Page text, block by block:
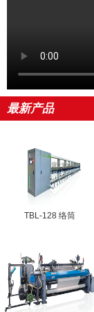
最新产品
TBL-128 络筒